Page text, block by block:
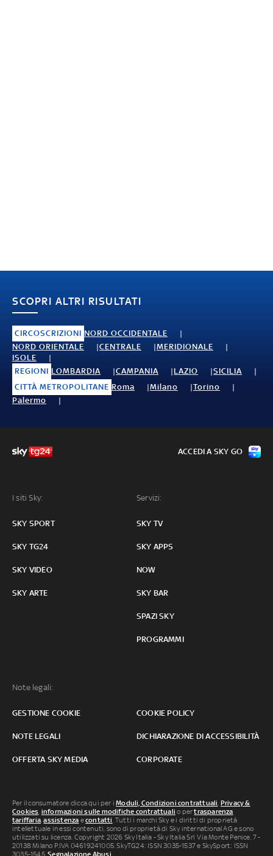
SCOPRI ALTRI RISULTATI
CIRCOSCRIZIONI NORD OCCIDENTALE
NORD ORIENTALE
CENTRALE
MERIDIONALE
ISOLE
REGIONI LOMBARDIA CAMPANIA LAZIO
SICILIA
CITTÀ METROPOLITANE Roma Milano
Torino
Palermo
I siti Sky:
SKY SPORT
SKY TG24
SKY VIDEO
SKY ARTE
Servizi:
SKY TV
SKY APPS
NOW
SKY BAR
SPAZI SKY
PROGRAMMI
Note legali:
GESTIONE COOKIE COOKIE POLICY
NOTE LEGALI DICHIARAZIONE DI ACCESSIBILITÀ
OFFERTA SKY MEDIA CORPORATE
ACCEDI A SKY GO
Per il consumatore clicca qui per iModuli, Condizioni contrattuali, Privacy &
Cookies, informazioni sulle modifiche contrattuali o pertrasparenza
tariffaria,assistenza econtatti. Tutti i marchi Sky e i diritti di proprietà
intellettuale in essi contenuti, sono di proprietà di Sky international AG e sono
utilizzati su licenza. Copyright 2026 Sky Italia - Sky Italia Srl Via Monte Penice, 7 -
20138 Milano P.IVA 04619241005. SkyTG24: ISSN 3035-1537 e SkySport: ISSN
3035-1545.Segnalazione Abusi